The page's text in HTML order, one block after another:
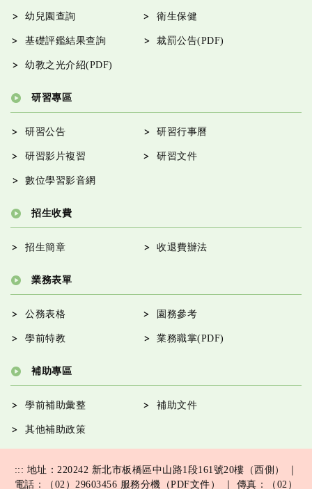
幼兒園查詢 衛生保健
基礎評鑑結果查詢 裁罰公告(PDF)
幼教之光介紹(PDF)
研習專區
研習公告 研習行事曆
研習影片複習 研習文件
數位學習影音網
招生收費
招生簡章 收退費辦法
業務表單
公務表格 園務參考
學前特教 業務職掌(PDF)
補助專區
學前補助彙整 補助文件
其他補助政策
::: 地址：220242 新北市板橋區中山路1段161號20樓（西側） ｜
電話：（02）29603456 服務分機（PDF文件） ｜ 傳真：（02）